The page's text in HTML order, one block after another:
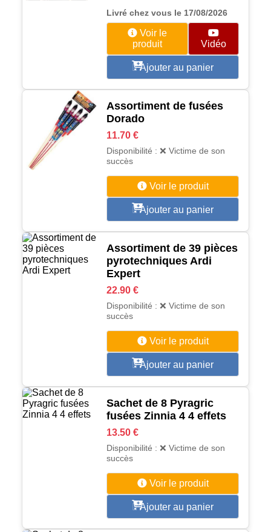
Livré chez vous le 17/08/2026
Voir le
produit
Vidéo
Ajouter au panier
Assortiment de fusées
Dorado
11.70 €
Disponibilité : ❌ Victime de son
succès
Voir le produit
Ajouter au panier
Assortiment de 39 pièces
pyrotechniques Ardi
Expert
22.90 €
Disponibilité : ❌ Victime de son
succès
Voir le produit
Ajouter au panier
Sachet de 8 Pyragric
fusées Zinnia 4 4 effets
13.50 €
Disponibilité : ❌ Victime de son
succès
Voir le produit
Ajouter au panier